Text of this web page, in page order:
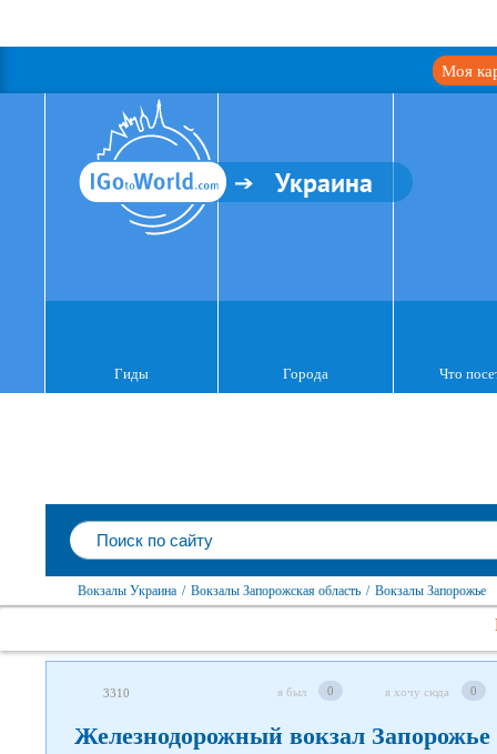
Моя
Украина
Гиды Города Что
Вокзалы Украина / Вокзалы Запорожская область / Вокзалы Запорожье
3310 я был 0 я хочу сюда 0
Железнодорожный вокзал Запорожье